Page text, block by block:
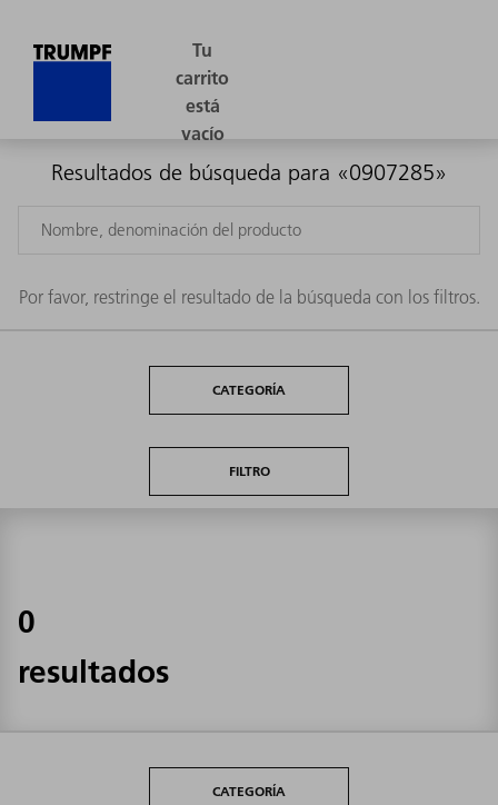
Resultados de búsqueda para «0907285»
Por favor, restringe el resultado de la búsqueda con los filtros.
CATEGORÍA
FILTRO
0
resultados
CATEGORÍA